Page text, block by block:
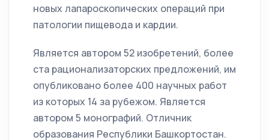
новых лапароскопических операций при
патологии пищевода и кардии.
Является автором 52 изобретений, более
ста рационализаторских предложений, им
опубликовано более 400 научных работ
из которых 14 за рубежом. Является
автором 5 монографий. Отличник
образования Республики Башкортостан.